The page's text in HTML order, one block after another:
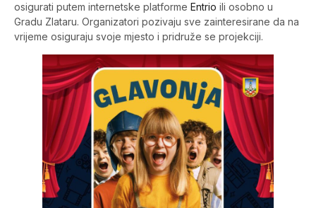
osigurati putem internetske platforme Entrio ili osobno u
Gradu Zlataru. Organizatori pozivaju sve zainteresirane da na
vrijeme osiguraju svoje mjesto i pridruže se projekciji.